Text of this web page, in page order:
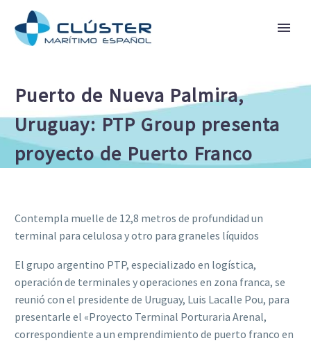
Puerto de Nueva Palmira,
Uruguay: PTP Group presenta
proyecto de Puerto Franco
Contempla muelle de 12,8 metros de profundidad un
terminal para celulosa y otro para graneles líquidos
El grupo argentino PTP, especializado en logística,
operación de terminales y operaciones en zona franca, se
reunió con el presidente de Uruguay, Luis Lacalle Pou, para
presentarle el «Proyecto Terminal Porturaria Arenal,
correspondiente a un emprendimiento de puerto franco en